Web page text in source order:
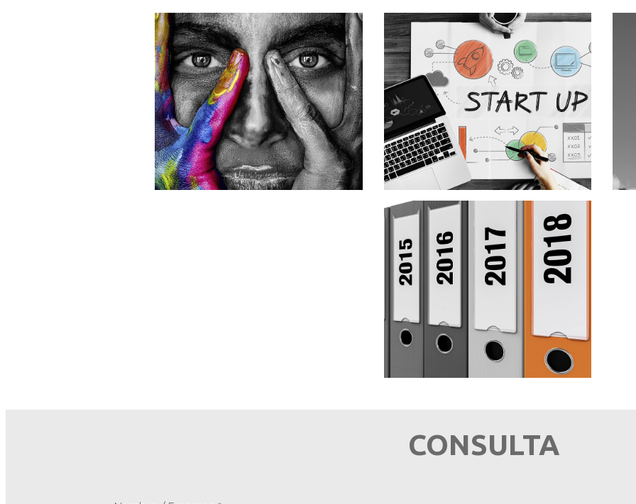
GESTIÓN DEL COLOR
ESTUDIO DEL FLUJO DE
TRABAJO
BACKUPS i CÓPIAS
AUTOMÁTICAS
CONSULTA